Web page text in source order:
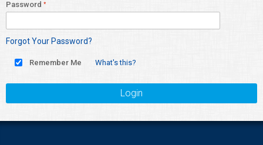
Password
Forgot Your Password?
Remember Me What's this?
Login